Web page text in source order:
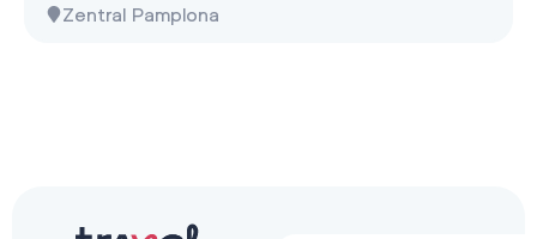
Zentral Pamplona